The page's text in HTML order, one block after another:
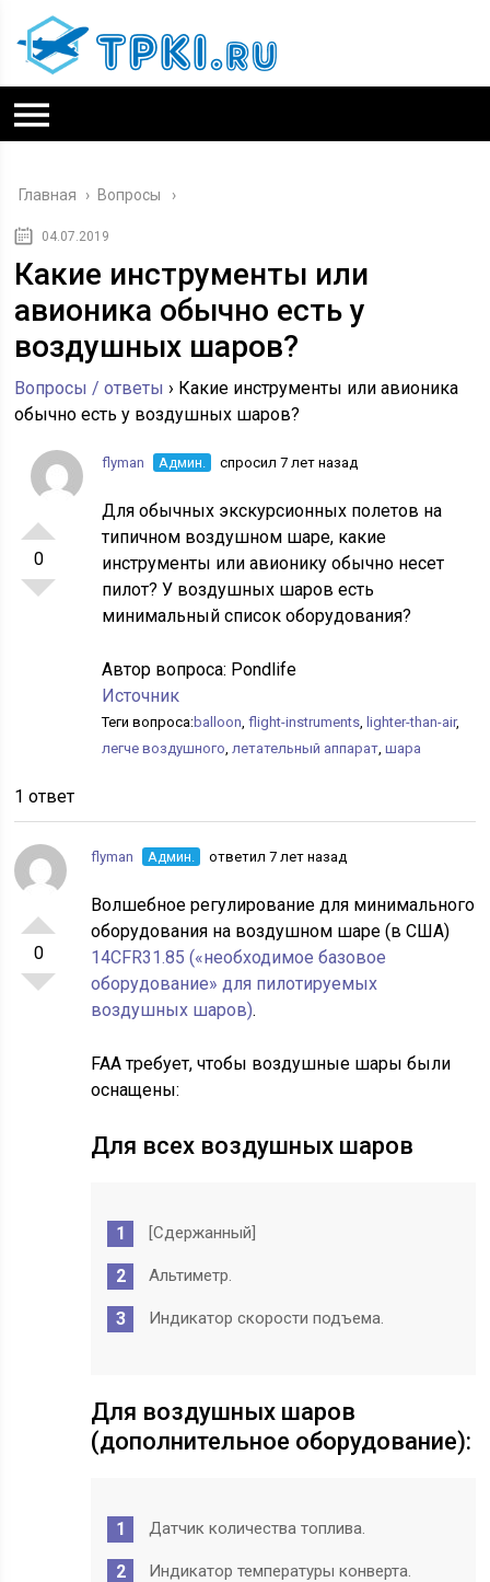
Главная › Вопросы
04.07.2019
Какие инструменты или
авионика обычно есть у
воздушных шаров?
Вопросы / ответы › Какие инструменты или авионика
обычно есть у воздушных шаров?
0
flyman Админ. спросил 7 лет назад
Для обычных экскурсионных полетов на
типичном воздушном шаре, какие
инструменты или авионику обычно несет
пилот? У воздушных шаров есть
минимальный список оборудования?
Автор вопроса: Pondlife
Источник
Теги вопроса:balloon,flight-instruments, lighter-than-air,
легче воздушного,летательный аппарат,шара
1 ответ
0
flyman Админ. ответил 7 лет назад
Волшебное регулирование для минимального
оборудования на воздушном шаре (в США)
14CFR31.85 («необходимое базовое
оборудование» для пилотируемых
воздушных шаров).
FAA требует, чтобы воздушные шары были
оснащены:
Для всех воздушных шаров
[Сдержанный]
Альтиметр.
Индикатор скорости подъема.
Для воздушных шаров
(дополнительное оборудование):
Датчик количества топлива.
Индикатор температуры конверта.